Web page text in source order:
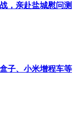
毫末智行因技术路
。动力电池企业蜂
宣布单季盈利，但
收缩轿车业务，聚
智驾团队，引入
在泰国、巴西建成
，亲赴盐城慰问测
子、小米增程车等